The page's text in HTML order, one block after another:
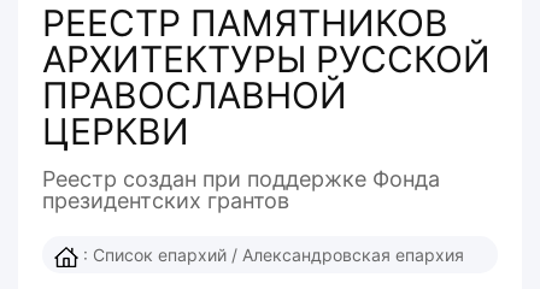
РЕЕСТР ПАМЯТНИКОВ
АРХИТЕКТУРЫ РУССКОЙ
ПРАВОСЛАВНОЙ
ЦЕРКВИ
Реестр создан при поддержке Фонда
президентcких грантов
: Список епархий / Александровская епархия